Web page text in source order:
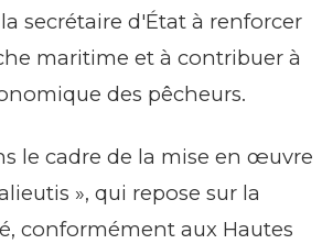
secrétaire d'État à renforcer
maritime et à contribuer à
des pêcheurs.
le cadre de la mise en œuvre
», qui repose sur la
conformément aux Hautes